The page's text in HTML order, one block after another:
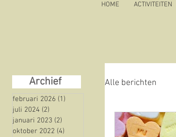
HOME ACTIVITEITEN
Archief
februari 2026 (1)
juli 2024 (2)
januari 2023 (2)
oktober 2022 (4)
Alle berichten
Autoroute